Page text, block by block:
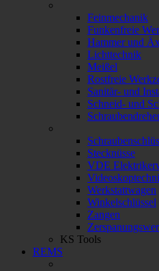
Feinmechanik
Funkenfreie
Hammer und
Lichttechnik
Meißel
Rostfreie
Sanitär- und
Schneid- und
Stecknüsse
VDE
Werkstattwagen
Winkelschlüssel
Zangen
KS Tools
REMS